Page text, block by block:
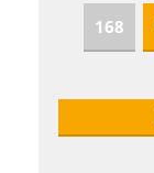
168